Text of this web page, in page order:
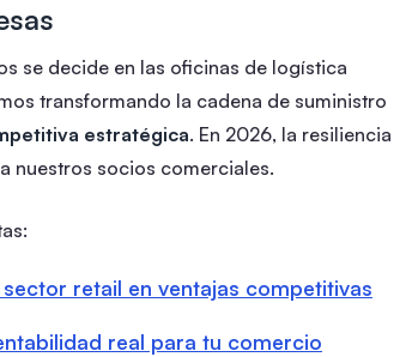
se decide en las oficinas de logística
transformando la cadena de suministro
estratégica. En 2026, la resiliencia
nuestros socios comerciales.
retail en ventajas competitivas
real para tu comercio